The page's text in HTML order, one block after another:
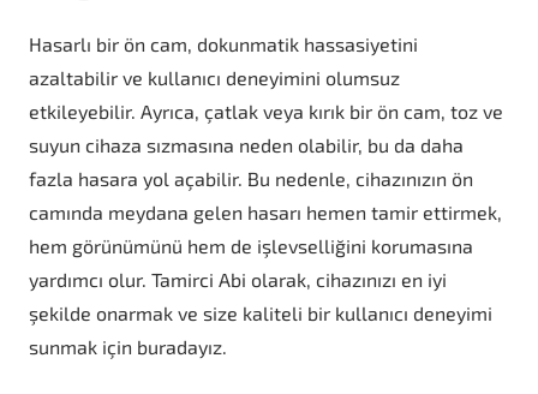
Hasarlı bir ön cam, dokunmatik hassasiyetini
azaltabilir ve kullanıcı deneyimini olumsuz
etkileyebilir. Ayrıca, çatlak veya kırık bir ön cam, toz ve
suyun cihaza sızmasına neden olabilir, bu da daha
fazla hasara yol açabilir. Bu nedenle, cihazınızın ön
camında meydana gelen hasarı hemen tamir ettirmek,
hem görünümünü hem de işlevselliğini korumasına
yardımcı olur. Tamirci Abi olarak, cihazınızı en iyi
şekilde onarmak ve size kaliteli bir kullanıcı deneyimi
sunmak için buradayız.